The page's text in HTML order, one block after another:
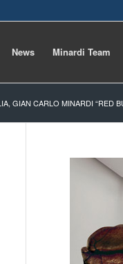
News Minardi Team
GIAN CARLO MINARDI “RED